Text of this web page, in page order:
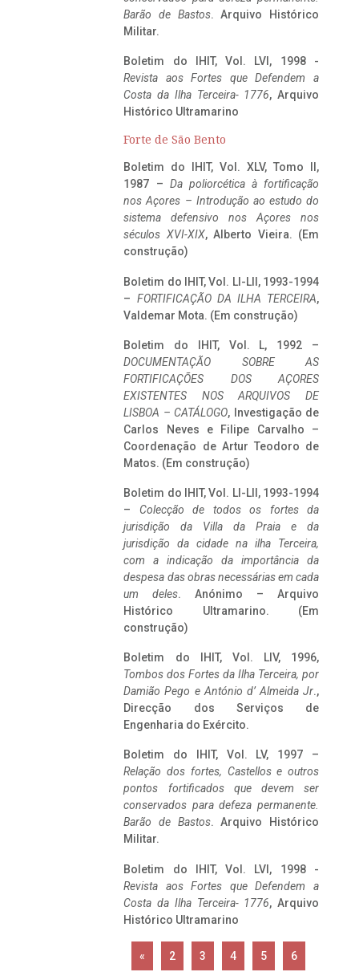
Barão de Bastos. Arquivo Histórico
Militar.
Boletim do IHIT, Vol. LVI, 1998 -
Revista aos Fortes que Defendem a
Costa da Ilha Terceira- 1776, Arquivo
Histórico Ultramarino
Forte de São Bento
Boletim do IHIT, Vol. XLV, Tomo II,
1987 – Da poliorcética à fortificação
nos Açores – Introdução ao estudo do
sistema defensivo nos Açores nos
séculos XVI-XIX, Alberto Vieira. (Em
construção)
Boletim do IHIT, Vol. LI-LII, 1993-1994
– FORTIFICAÇÃO DA ILHA TERCEIRA,
Valdemar Mota. (Em construção)
Boletim do IHIT, Vol. L, 1992 –
DOCUMENTAÇÃO SOBRE AS
FORTIFICAÇÕES DOS AÇORES
EXISTENTES NOS ARQUIVOS DE
LISBOA – CATÁLOGO, Investigação de
Carlos Neves e Filipe Carvalho –
Coordenação de Artur Teodoro de
Matos. (Em construção)
Boletim do IHIT, Vol. LI-LII, 1993-1994
– Colecção de todos os fortes da
jurisdição da Villa da Praia e da
jurisdição da cidade na ilha Terceira,
com a indicação da importância da
despesa das obras necessárias em cada
um deles. Anónimo – Arquivo
Histórico Ultramarino. (Em
construção)
Boletim do IHIT, Vol. LIV, 1996,
Tombos dos Fortes da Ilha Terceira, por
Damião Pego e António d’ Almeida Jr.,
Direcção dos Serviços de
Engenharia do Exército.
Boletim do IHIT, Vol. LV, 1997 –
Relação dos fortes, Castellos e outros
pontos fortificados que devem ser
conservados para defeza permanente.
Barão de Bastos. Arquivo Histórico
Militar.
Boletim do IHIT, Vol. LVI, 1998 -
Revista aos Fortes que Defendem a
Costa da Ilha Terceira- 1776, Arquivo
Histórico Ultramarino
« 2 3 4 5 6